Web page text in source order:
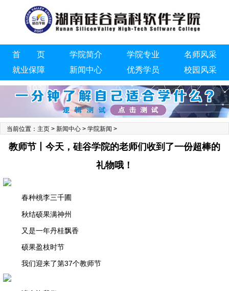
首 页 学院简介 学院专业
名师风采
就业保障
新闻中心 优秀学员
校园风采
联系我们
当前位置： 主页 > 新闻中心 > 学院新闻 >
教师节丨今天，硅谷学院的老师们收到了一份超棒的
礼物哦！
春种桃李三千圃
秋结硕果满神州
又是一年丹桂飘香
硕果盈枝时节
我们迎来了第37个教师节